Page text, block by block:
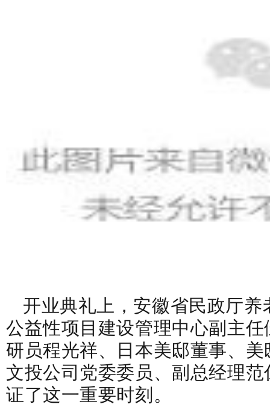
开业典礼上，安徽省民政厅
公益性项目建设管理中心副主
研员程光祥、日本美邸董事、
文投公司党委委员、副总经理
证了这一重要时刻。